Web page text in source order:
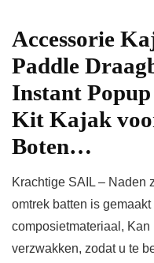
Accessorie
Paddle
Instant
Kit Kajak
Boten…
Krachtige SAIL – Naden
omtrek batten is
composietmateriaal,
verzwakken, zodat u te